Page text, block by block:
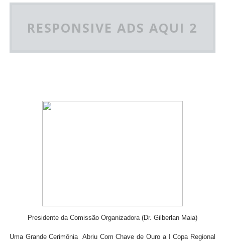
RESPONSIVE ADS AQUI 2
Presidente da Comissão Organizadora (Dr. Gilberlan Maia)
Uma Grande Cerimônia Abriu Com Chave de Ouro a I Copa Regional